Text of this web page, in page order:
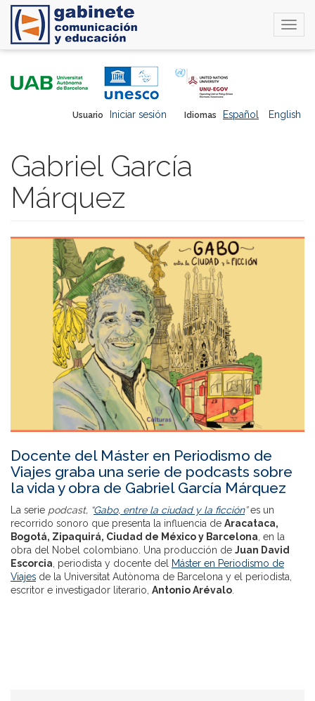
Idiomas Español English
Usuario Iniciar sesión
Gabriel García
Márquez
Docente del Máster en Periodismo de
Viajes graba una serie de podcasts sobre
la vida y obra de Gabriel García Márquez
La serie podcast, “Gabo, entre la ciudad y la ficción”es un
recorrido sonoro que presenta la influencia de Aracataca,
Bogotá, Zipaquirá, Ciudad de México y Barcelona, en la
obra del Nobel colombiano. Una producción de Juan David
Escorcia, periodista y docente del Máster en Periodismo de
Viajes de la Universitat Autònoma de Barcelona y el periodista,
escritor e investigador literario, Antonio Arévalo.